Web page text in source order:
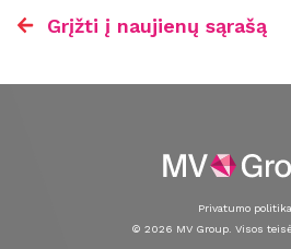
Grįžti į naujienų sąrašą
Privatumo politika
© 2026 MV Group. Visos